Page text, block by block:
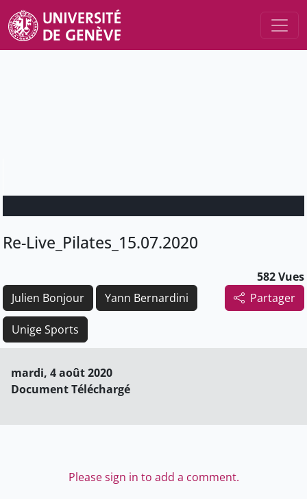
Re-Live_Pilates_15.07.2020
582 Vues
Partager
Julien Bonjour Yann Bernardini
Unige Sports
mardi, 4 août 2020
Document Téléchargé
Please sign in to add a comment.